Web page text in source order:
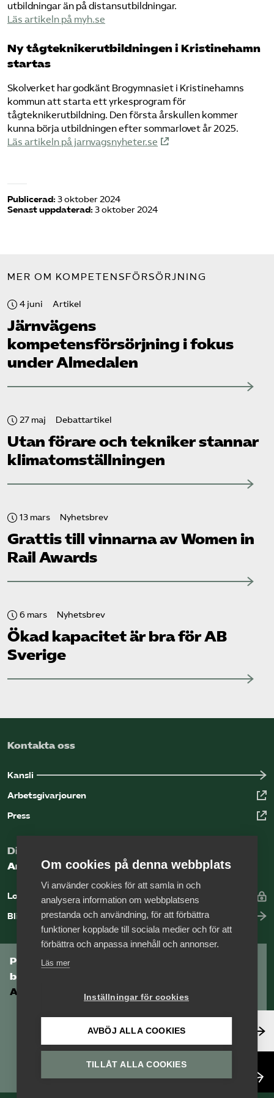
utbildningar än på distansutbildningar.
Läs artikeln på myh.se
Ny tågteknikerutbildningen i Kristinehamn
startas
Skolverket har godkänt Brogymnasiet i Kristinehamns
kommun att starta ett yrkesprogram för
tågteknikerutbildning. Den första årskullen kommer
kunna börja utbildningen efter sommarlovet år 2025.
Läs artikeln på jarnvagsnyheter.se
Publicerad: 3 oktober 2024
Senast uppdaterad: 3 oktober 2024
MER OM KOMPETENSFÖRSÖRJNING
4 juni Artikel
Järnvägens
kompetensförsörjning i fokus
under Almedalen
27 maj Debattartikel
Utan förare och tekniker stannar
klimat­omställningen
13 mars Nyhetsbrev
Grattis till vinnarna av Women in
Rail Awards
6 mars Nyhetsbrev
Ökad kapacitet är bra för AB
Sverige
Kontakta oss
Kansli
Arbetsgivarjouren
Press
Digital kunskapsbank för arbetsgivare
Arbetsgivarguiden
Logga in
Bli medlem
Prenumerera på Tågföretagens
branschnyhetsbrev
Aktuell info direkt i din inkorg.
Anmäl dig här
Om cookies på denna webbplats
Vi använder cookies för att samla in och
analysera information om webbplatsens
prestanda och användning, för att förbättra
funktioner kopplade till sociala medier och för att
förbättra och anpassa innehåll och annonser.
Läs mer
Inställningar för cookies
AVBÖJ ALLA COOKIES
TILLÅT ALLA COOKIES